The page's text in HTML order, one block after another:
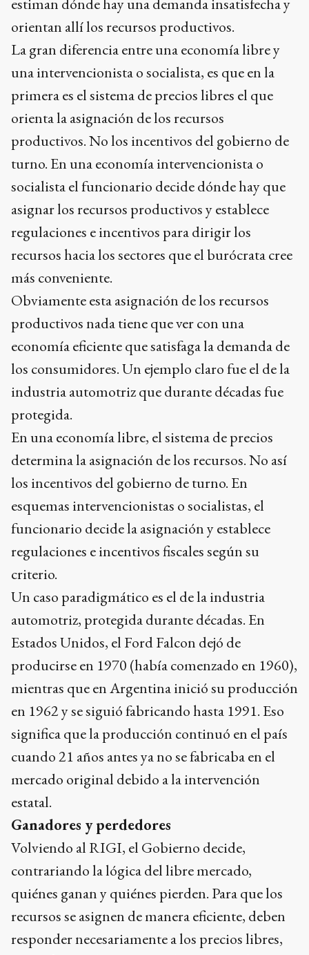
estiman dónde hay una demanda insatisfecha y
orientan allí los recursos productivos.
La gran diferencia entre una economía libre y
una intervencionista o socialista, es que en la
primera es el sistema de precios libres el que
orienta la asignación de los recursos
productivos. No los incentivos del gobierno de
turno. En una economía intervencionista o
socialista el funcionario decide dónde hay que
asignar los recursos productivos y establece
regulaciones e incentivos para dirigir los
recursos hacia los sectores que el burócrata cree
más conveniente.
Obviamente esta asignación de los recursos
productivos nada tiene que ver con una
economía eficiente que satisfaga la demanda de
los consumidores. Un ejemplo claro fue el de la
industria automotriz que durante décadas fue
protegida.
En una economía libre, el sistema de precios
determina la asignación de los recursos. No así
los incentivos del gobierno de turno. En
esquemas intervencionistas o socialistas, el
funcionario decide la asignación y establece
regulaciones e incentivos fiscales según su
criterio.
Un caso paradigmático es el de la industria
automotriz, protegida durante décadas. En
Estados Unidos, el Ford Falcon dejó de
producirse en 1970 (había comenzado en 1960),
mientras que en Argentina inició su producción
en 1962 y se siguió fabricando hasta 1991. Eso
significa que la producción continuó en el país
cuando 21 años antes ya no se fabricaba en el
mercado original debido a la intervención
estatal.
Ganadores y perdedores
Volviendo al RIGI, el Gobierno decide,
contrariando la lógica del libre mercado,
quiénes ganan y quiénes pierden. Para que los
recursos se asignen de manera eficiente, deben
responder necesariamente a los precios libres,